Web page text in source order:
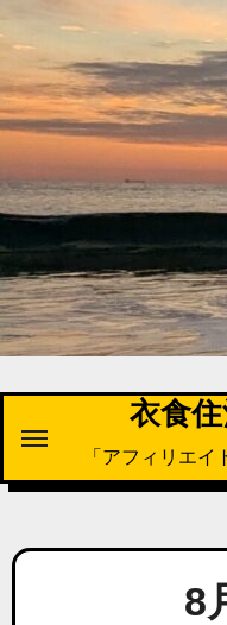
容
を
ス
キ
ッ
プ
衣食
「アフィリエイ
8